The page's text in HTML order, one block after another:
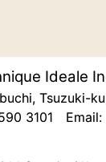
Ideale
Tsuzuki-
3101 Email: